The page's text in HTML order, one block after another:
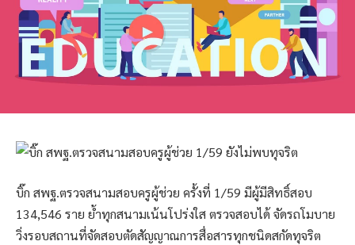
บิ๊ก สพฐ.ตรวจสนามสอบครูผู้ช่วย ครั้งที่ 1/59 มีผู้มีสิทธิ์สอบ
134,546 ราย ย้ำทุกสนามเน้นโปร่งใส ตรวจสอบได้ จัดรถโมบาย
วิ่งรอบสถานที่จัดสอบตัดสัญญาณการสื่อสารทุกชนิดสกัดทุจริต